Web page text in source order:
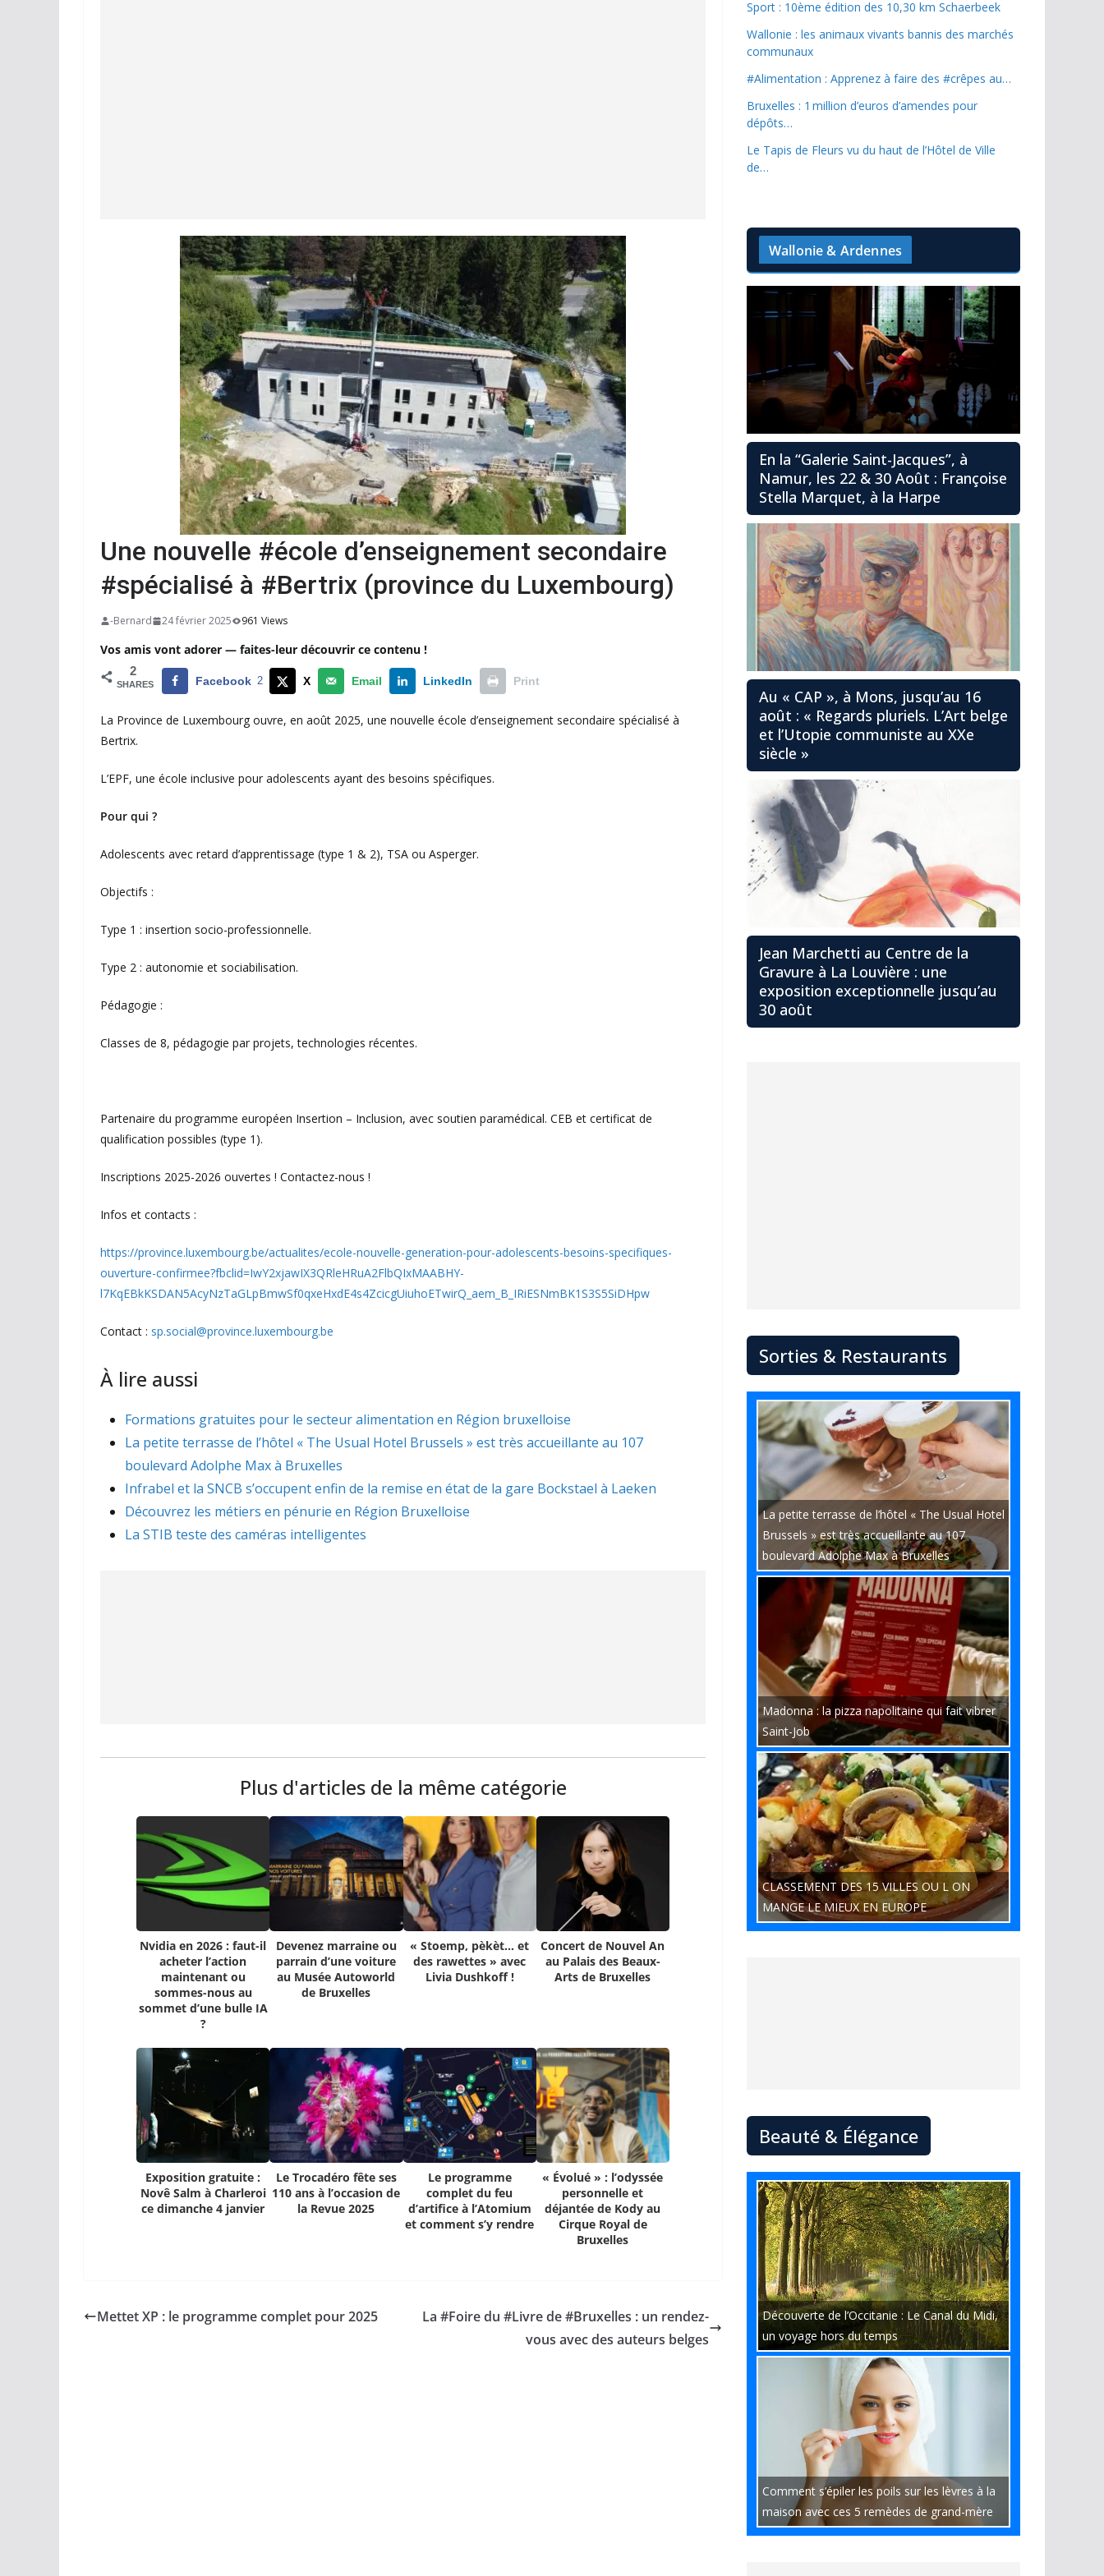
Une nouvelle #école d’enseignement secondaire
#spécialisé à #Bertrix (province du Luxembourg)
-Bernard 24 février 2025 961 Views
Vos amis vont adorer — faites-leur découvrir ce contenu !
2
SHARES Facebook 2 X Email LinkedIn Print
La Province de Luxembourg ouvre, en août 2025, une nouvelle école d’enseignement secondaire spécialisé à
Bertrix.
L’EPF, une école inclusive pour adolescents ayant des besoins spécifiques.
Pour qui ?
Adolescents avec retard d’apprentissage (type 1 & 2), TSA ou Asperger.
Objectifs :
Type 1 : insertion socio-professionnelle.
Type 2 : autonomie et sociabilisation.
Pédagogie :
Classes de 8, pédagogie par projets, technologies récentes.
Partenaire du programme européen Insertion – Inclusion, avec soutien paramédical. CEB et certificat de
qualification possibles (type 1).
Inscriptions 2025-2026 ouvertes ! Contactez-nous !
Infos et contacts :
https://province.luxembourg.be/actualites/ecole-nouvelle-generation-pour-adolescents-besoins-specifiques-
ouverture-confirmee?fbclid=IwY2xjawIX3QRleHRuA2FlbQIxMAABHY-
l7KqEBkKSDAN5AcyNzTaGLpBmwSf0qxeHxdE4s4ZcicgUiuhoETwirQ_aem_B_IRiESNmBK1S3S5SiDHpw
Contact : sp.social@province.luxembourg.be
À lire aussi
Formations gratuites pour le secteur alimentation en Région bruxelloise
La petite terrasse de l’hôtel « The Usual Hotel Brussels » est très accueillante au 107
boulevard Adolphe Max à Bruxelles
Infrabel et la SNCB s’occupent enfin de la remise en état de la gare Bockstael à Laeken
Découvrez les métiers en pénurie en Région Bruxelloise
La STIB teste des caméras intelligentes
Plus d'articles de la même catégorie
Nvidia en 2026 : faut-il
acheter l’action
maintenant ou
sommes-nous au
sommet d’une bulle IA
?
Devenez marraine ou
parrain d’une voiture
au Musée Autoworld
de Bruxelles
« Stoemp, pèkèt… et
des rawettes » avec
Livia Dushkoff !
Concert de Nouvel An
au Palais des Beaux-
Arts de Bruxelles
Exposition gratuite :
Novê Salm à Charleroi
ce dimanche 4 janvier
Le Trocadéro fête ses
110 ans à l’occasion de
la Revue 2025
Le programme
complet du feu
d’artifice à l’Atomium
et comment s’y rendre
« Évolué » : l’odyssée
personnelle et
déjantée de Kody au
Cirque Royal de
Bruxelles
Mettet XP : le programme complet pour 2025
La #Foire du #Livre de #Bruxelles : un rendez-
vous avec des auteurs belges
Sport : 10ème édition des 10,30 km Schaerbeek
Wallonie : les animaux vivants bannis des marchés
communaux
#Alimentation : Apprenez à faire des #crêpes au…
Bruxelles : 1 million d’euros d’amendes pour
dépôts…
Le Tapis de Fleurs vu du haut de l’Hôtel de Ville
de…
Wallonie & Ardennes
En la “Galerie Saint-Jacques”, à
Namur, les 22 & 30 Août : Françoise
Stella Marquet, à la Harpe
Au « CAP », à Mons, jusqu’au 16
août : « Regards pluriels. L’Art belge
et l’Utopie communiste au XXe
siècle »
Jean Marchetti au Centre de la
Gravure à La Louvière : une
exposition exceptionnelle jusqu’au
30 août
Sorties & Restaurants
La petite terrasse de l’hôtel « The Usual Hotel
Brussels » est très accueillante au 107
boulevard Adolphe Max à Bruxelles
Madonna : la pizza napolitaine qui fait vibrer
Saint-Job
CLASSEMENT DES 15 VILLES OU L ON
MANGE LE MIEUX EN EUROPE
Beauté & Élégance
Découverte de l’Occitanie : Le Canal du Midi,
un voyage hors du temps
Comment s’épiler les poils sur les lèvres à la
maison avec ces 5 remèdes de grand-mère